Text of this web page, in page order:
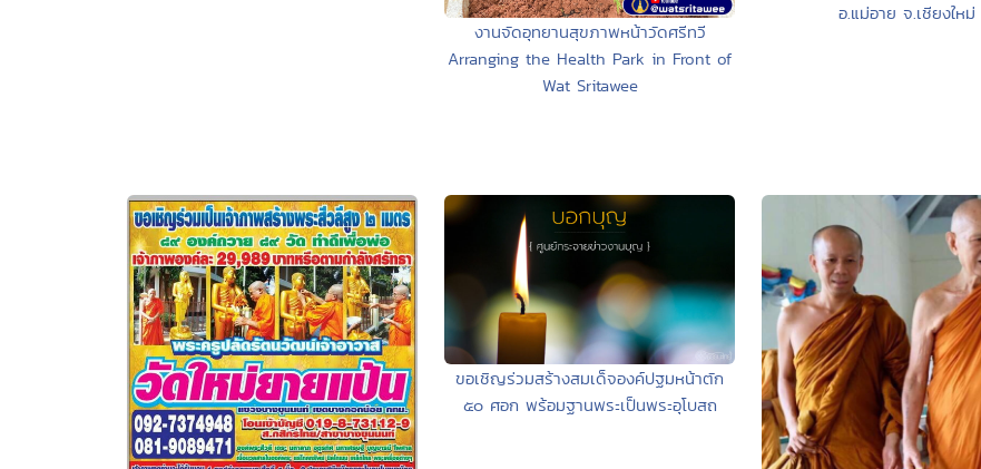
งานจัดอุทยานสุขภาพหน้าวัดศรีทวี
Arranging the Health Park in Front of
Wat Sritawee
อ.แม่อาย จ.เชียงใหม่
ขอเชิญร่วมสร้างสมเด็จองค์ปฐมหน้าตัก
๕๐ ศอก พร้อมฐานพระเป็นพระอุโบสถ